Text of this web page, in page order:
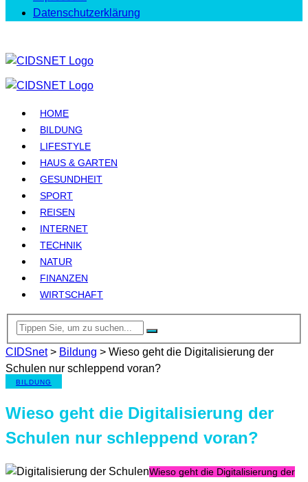
Datenschutzerklärung
HOME
BILDUNG
LIFESTYLE
HAUS & GARTEN
GESUNDHEIT
SPORT
REISEN
INTERNET
TECHNIK
NATUR
FINANZEN
WIRTSCHAFT
CIDSnet> Bildung > Wieso geht die Digitalisierung der
Schulen nur schleppend voran?
BILDUNG
Wieso geht die Digitalisierung der
Schulen nur schleppend voran?
Wieso geht die Digitalisierung der